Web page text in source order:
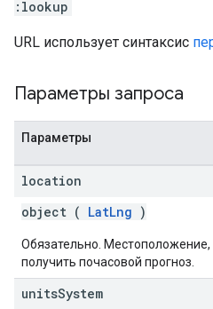
:lookup
URL использует синтаксис
Параметры запроса
Параметры
location
object ( LatLng )
Обязательно.
получить почасовой прогноз.
unitsSystem